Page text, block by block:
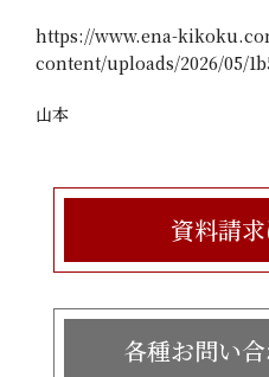
https://www.ena-
content/uploads/2026/05/
山本
資料請
各種お問い